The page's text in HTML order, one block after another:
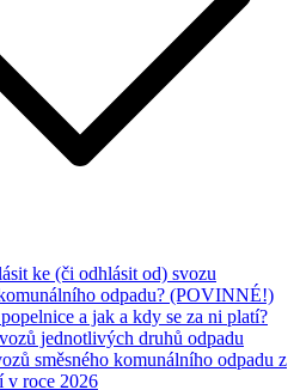
ke (či odhlásit od) svozu
odpadu? (POVINNÉ!)
a jak a kdy se za ni platí?
jednotlivých druhů odpadu
směsného komunálního odpadu z
v roce 2026